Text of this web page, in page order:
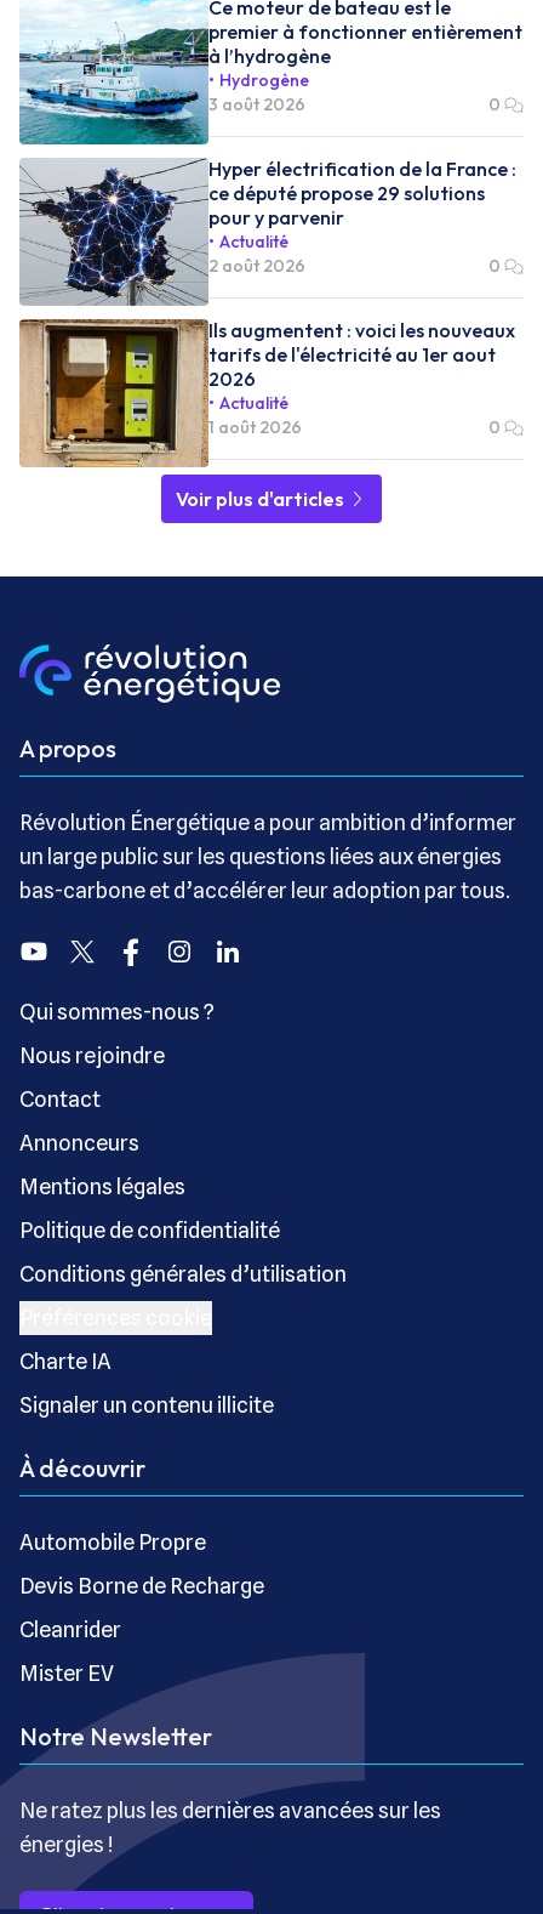
Ce moteur de bateau est le
premier à fonctionner entièrement
à l’hydrogène
Hydrogène
3 août 2026
0
Hyper électrification de la France :
ce député propose 29 solutions
pour y parvenir
Actualité
2 août 2026
0
Ils augmentent : voici les nouveaux
tarifs de l'électricité au 1er aout
2026
Actualité
1 août 2026
0
Voir plus d'articles
A propos
Révolution Énergétique a pour ambition d’informer
un large public sur les questions liées aux énergies
bas-carbone et d’accélérer leur adoption par tous.
YoutubeTwitter FacebookInstagramLinkedin
Qui sommes-nous ?
Nous rejoindre
Contact
Annonceurs
Mentions légales
Politique de confidentialité
Conditions générales d’utilisation
Charte IA
Signaler un contenu illicite
À découvrir
Automobile Propre
Devis Borne de Recharge
Cleanrider
Mister EV
Notre Newsletter
Ne ratez plus les dernières avancées sur les
énergies !